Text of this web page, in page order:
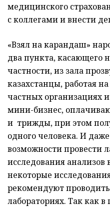
медицинского
с коллегами и внести
«Взял на карандаш»
два пункта, касающего
частности, из зала
казахстанцы, работая
частных организациях
мини-бизнес,
и трижды, при этом
одного человека. И
возможности провести
исследования анализов
некоторые
рекомендуют
лабораториях. Так как